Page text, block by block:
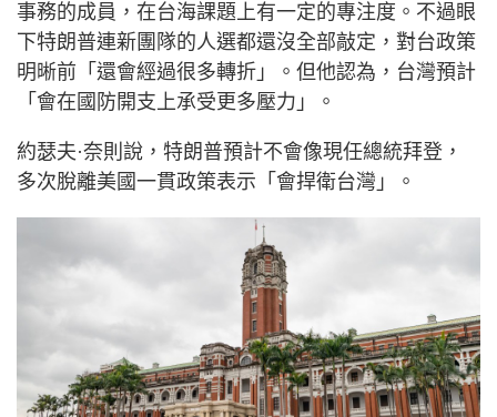
事務的成員，在台海課題上有一定的專注度。不過眼
下特朗普連新團隊的人選都還沒全部敲定，對台政策
明晰前「還會經過很多轉折」。但他認為，台灣預計
「會在國防開支上承受更多壓力」。
約瑟夫·奈則說，特朗普預計不會像現任總統拜登，
多次脫離美國一貫政策表示「會捍衛台灣」。